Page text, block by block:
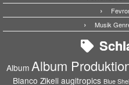
Musik
Album Album
Blanco Zikeli augitropics Blue